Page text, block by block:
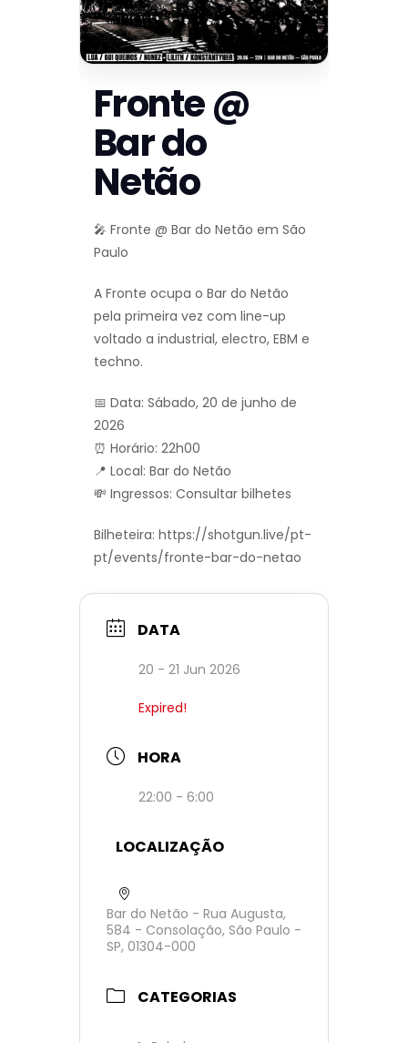
Fronte @
Bar do
Netão
🎤 Fronte @ Bar do Netão em São
Paulo
A Fronte ocupa o Bar do Netão
pela primeira vez com line-up
voltado a industrial, electro, EBM e
techno.
📅 Data: Sábado, 20 de junho de
2026
⏰ Horário: 22h00
📍 Local: Bar do Netão
💸 Ingressos: Consultar bilhetes
Bilheteira: https://shotgun.live/pt-
pt/events/fronte-bar-do-netao
DATA
20 - 21 Jun 2026
Expired!
HORA
22:00 - 6:00
LOCALIZAÇÃO
Bar do Netão - Rua Augusta,
584 - Consolação, São Paulo -
SP, 01304-000
CATEGORIAS